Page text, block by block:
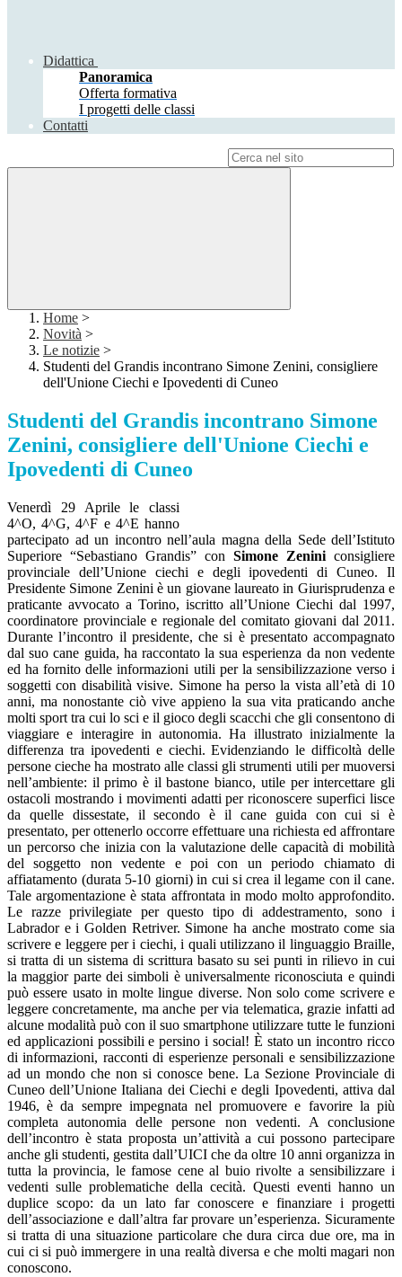
Didattica
Panoramica
Offerta formativa
I progetti delle classi
Contatti
Home >
Novità >
Le notizie >
Studenti del Grandis incontrano Simone Zenini, consigliere
dell'Unione Ciechi e Ipovedenti di Cuneo
Studenti del Grandis incontrano Simone
Zenini, consigliere dell'Unione Ciechi e
Ipovedenti di Cuneo
Venerdì 29 Aprile le classi
4^O, 4^G, 4^F e 4^E hanno
partecipato ad un incontro nell’aula magna della Sede dell’Istituto
Superiore “Sebastiano Grandis” con Simone Zenini consigliere
provinciale dell’Unione ciechi e degli ipovedenti di Cuneo. Il
Presidente Simone Zenini è un giovane laureato in Giurisprudenza e
praticante avvocato a Torino, iscritto all’Unione Ciechi dal 1997,
coordinatore provinciale e regionale del comitato giovani dal 2011.
Durante l’incontro il presidente, che si è presentato accompagnato
dal suo cane guida, ha raccontato la sua esperienza da non vedente
ed ha fornito delle informazioni utili per la sensibilizzazione verso i
soggetti con disabilità visive. Simone ha perso la vista all’età di 10
anni, ma nonostante ciò vive appieno la sua vita praticando anche
molti sport tra cui lo sci e il gioco degli scacchi che gli consentono di
viaggiare e interagire in autonomia. Ha illustrato inizialmente la
differenza tra ipovedenti e ciechi. Evidenziando le difficoltà delle
persone cieche ha mostrato alle classi gli strumenti utili per muoversi
nell’ambiente: il primo è il bastone bianco, utile per intercettare gli
ostacoli mostrando i movimenti adatti per riconoscere superfici lisce
da quelle dissestate, il secondo è il cane guida con cui si è
presentato, per ottenerlo occorre effettuare una richiesta ed affrontare
un percorso che inizia con la valutazione delle capacità di mobilità
del soggetto non vedente e poi con un periodo chiamato di
affiatamento (durata 5-10 giorni) in cui si crea il legame con il cane.
Tale argomentazione è stata affrontata in modo molto approfondito.
Le razze privilegiate per questo tipo di addestramento, sono i
Labrador e i Golden Retriver. Simone ha anche mostrato come sia
scrivere e leggere per i ciechi, i quali utilizzano il linguaggio Braille,
si tratta di un sistema di scrittura basato su sei punti in rilievo in cui
la maggior parte dei simboli è universalmente riconosciuta e quindi
può essere usato in molte lingue diverse. Non solo come scrivere e
leggere concretamente, ma anche per via telematica, grazie infatti ad
alcune modalità può con il suo smartphone utilizzare tutte le funzioni
ed applicazioni possibili e persino i social! È stato un incontro ricco
di informazioni, racconti di esperienze personali e sensibilizzazione
ad un mondo che non si conosce bene. La Sezione Provinciale di
Cuneo dell’Unione Italiana dei Ciechi e degli Ipovedenti, attiva dal
1946, è da sempre impegnata nel promuovere e favorire la più
completa autonomia delle persone non vedenti. A conclusione
dell’incontro è stata proposta un’attività a cui possono partecipare
anche gli studenti, gestita dall’UICI che da oltre 10 anni organizza in
tutta la provincia, le famose cene al buio rivolte a sensibilizzare i
vedenti sulle problematiche della cecità. Questi eventi hanno un
duplice scopo: da un lato far conoscere e finanziare i progetti
dell’associazione e dall’altra far provare un’esperienza. Sicuramente
si tratta di una situazione particolare che dura circa due ore, ma in
cui ci si può immergere in una realtà diversa e che molti magari non
conoscono.